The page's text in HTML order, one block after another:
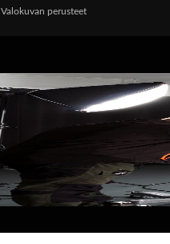
Valokuvan perusteet